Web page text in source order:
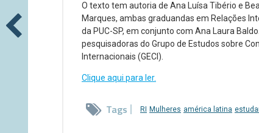
O texto tem autoria de Ana Luísa Tibério e
Marques, ambas graduandas em Relações
da PUC-SP, em conjunto com Ana Laura
pesquisadoras do Grupo de Estudos sobre
Internacionais (GECI).
Clique aqui para ler.
Tags RI Mulheres américa latina